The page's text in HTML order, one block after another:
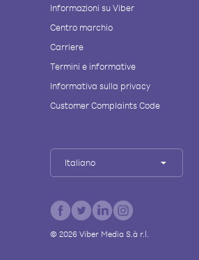
Informazioni su Viber
Centro marchio
Carriere
Termini e informative
Informativa sulla privacy
Customer Complaints Code
Italiano
© 2026Viber Media S.à r.l.